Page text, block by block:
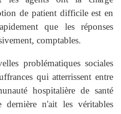
de patient difficile est en
que les réponses
comptables.
sociales
qui atterrissent entre
hospitalière de santé
dernière n'ait les véritables